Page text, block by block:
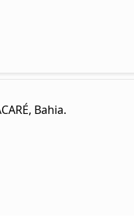
Bahia.